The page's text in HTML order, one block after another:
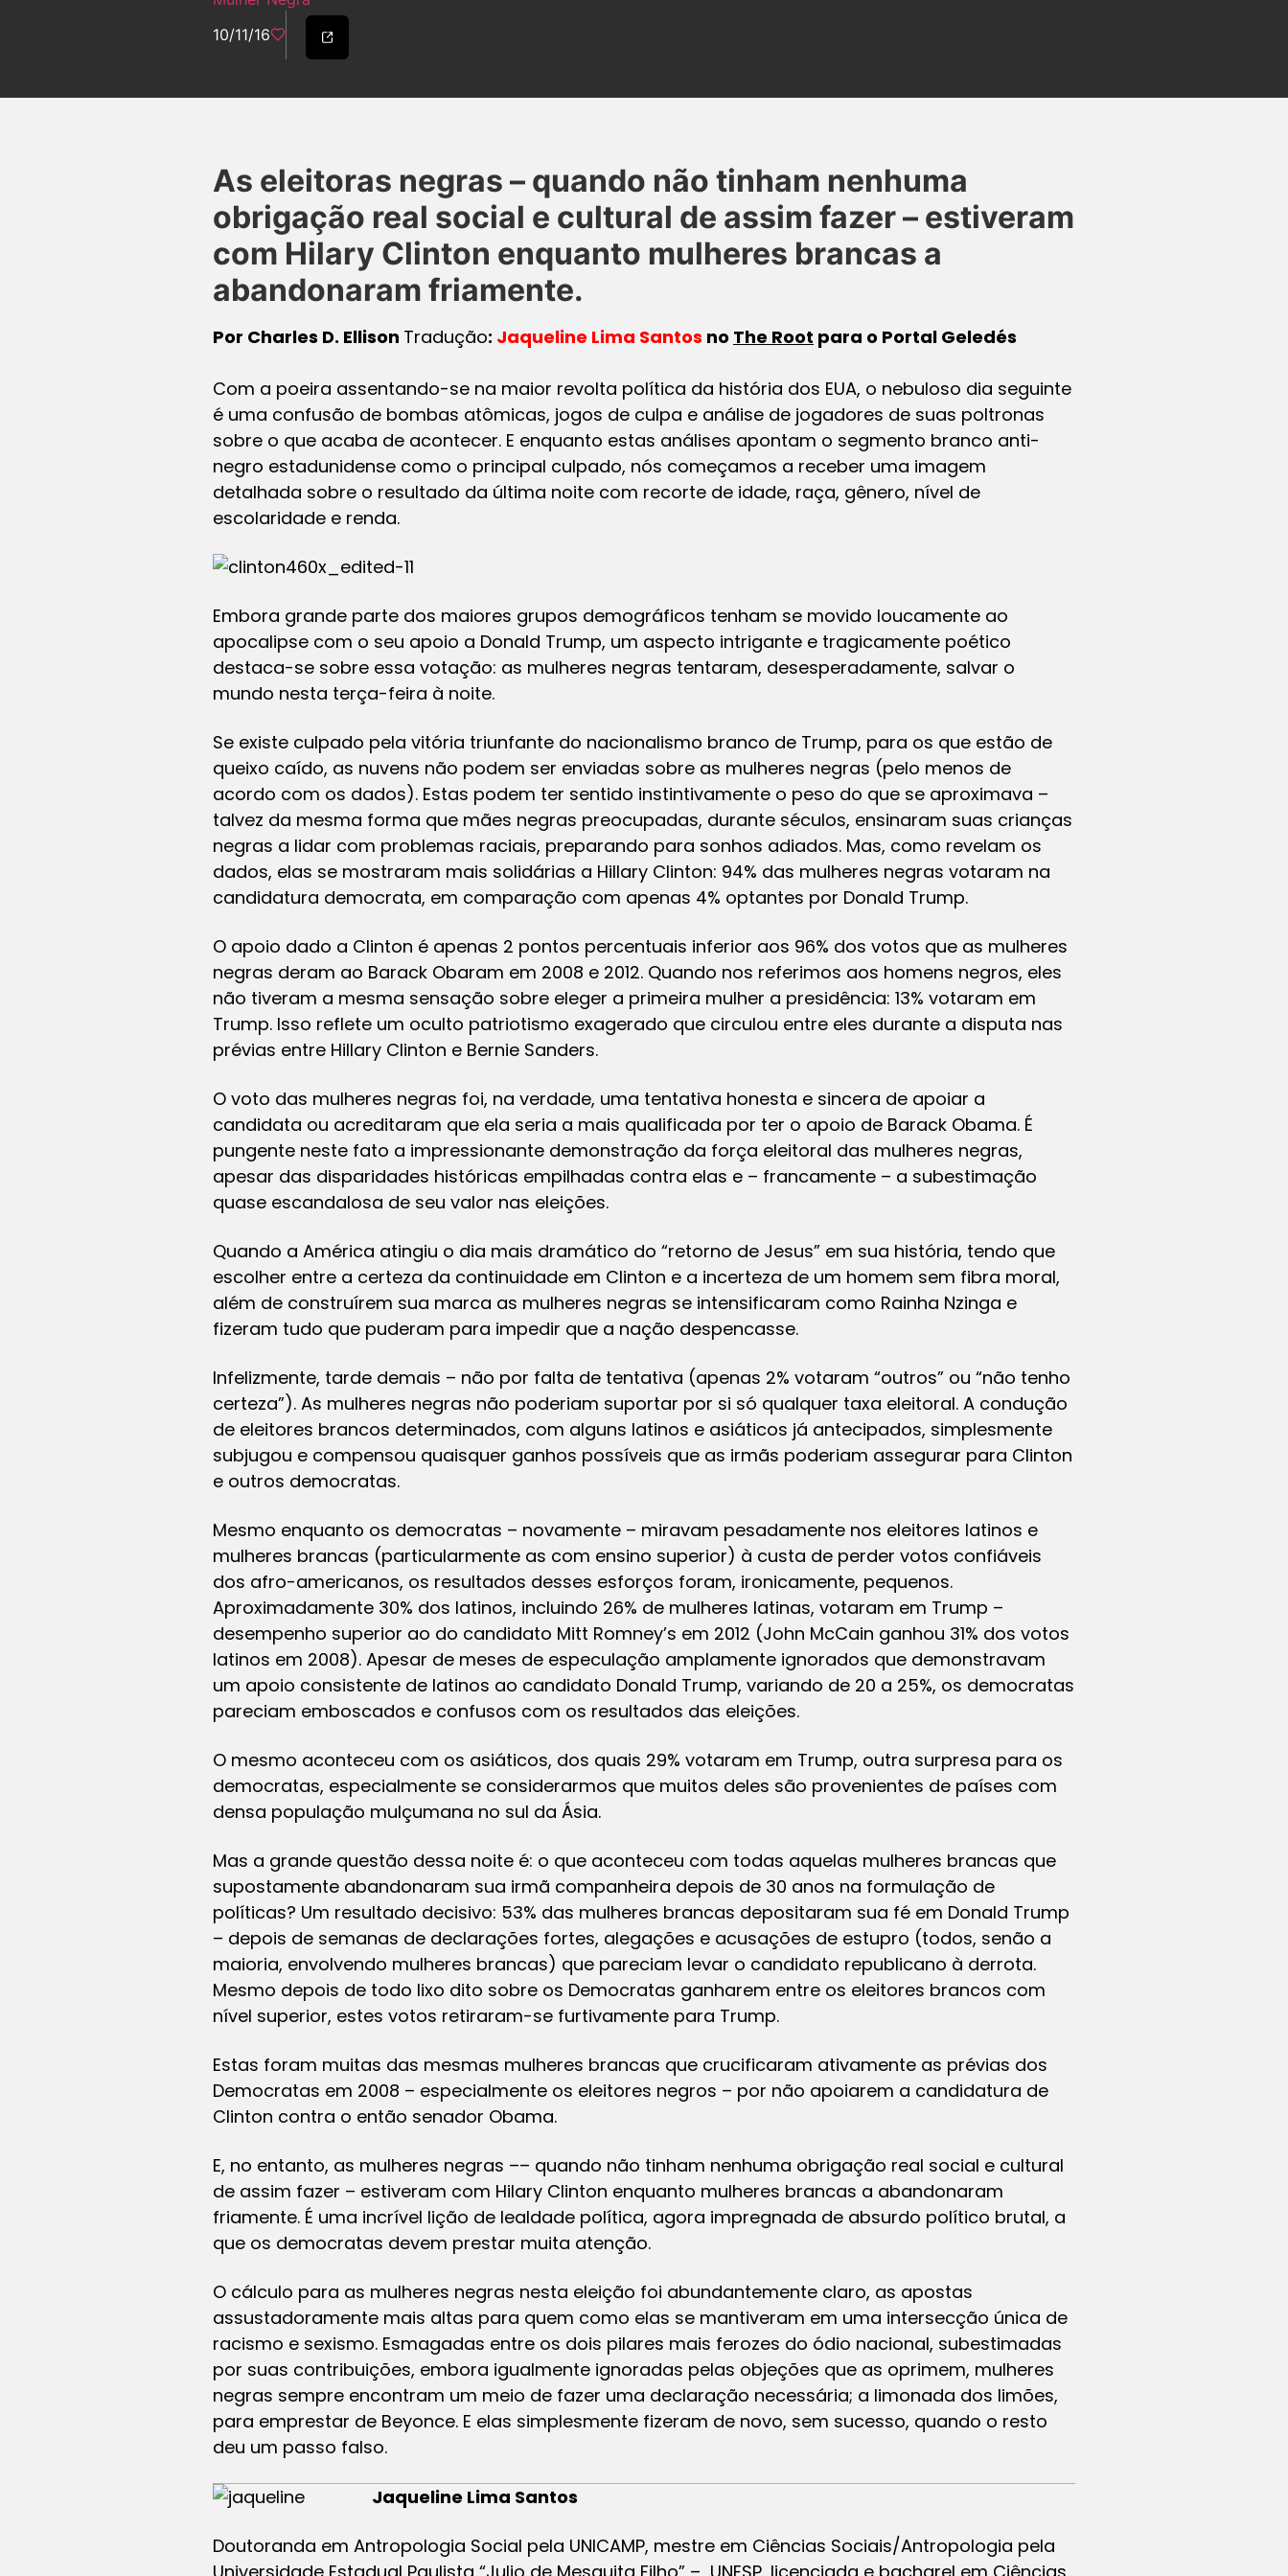
10/11/16
As eleitoras negras – quando não tinham nenhuma
obrigação real social e cultural de assim fazer – estiveram
com Hilary Clinton enquanto mulheres brancas a
abandonaram friamente.
Por Charles D. Ellison Tradução: Jaqueline Lima Santos no The Root para o Portal Geledés
Com a poeira assentando-se na maior revolta política da história dos EUA, o nebuloso dia seguinte
é uma confusão de bombas atômicas, jogos de culpa e análise de jogadores de suas poltronas
sobre o que acaba de acontecer. E enquanto estas análises apontam o segmento branco anti-
negro estadunidense como o principal culpado, nós começamos a receber uma imagem
detalhada sobre o resultado da última noite com recorte de idade, raça, gênero, nível de
escolaridade e renda.
Embora grande parte dos maiores grupos demográficos tenham se movido loucamente ao
apocalipse com o seu apoio a Donald Trump, um aspecto intrigante e tragicamente poético
destaca-se sobre essa votação: as mulheres negras tentaram, desesperadamente, salvar o
mundo nesta terça-feira à noite.
Se existe culpado pela vitória triunfante do nacionalismo branco de Trump, para os que estão de
queixo caído, as nuvens não podem ser enviadas sobre as mulheres negras (pelo menos de
acordo com os dados). Estas podem ter sentido instintivamente o peso do que se aproximava –
talvez da mesma forma que mães negras preocupadas, durante séculos, ensinaram suas crianças
negras a lidar com problemas raciais, preparando para sonhos adiados. Mas, como revelam os
dados, elas se mostraram mais solidárias a Hillary Clinton: 94% das mulheres negras votaram na
candidatura democrata, em comparação com apenas 4% optantes por Donald Trump.
O apoio dado a Clinton é apenas 2 pontos percentuais inferior aos 96% dos votos que as mulheres
negras deram ao Barack Obaram em 2008 e 2012. Quando nos referimos aos homens negros, eles
não tiveram a mesma sensação sobre eleger a primeira mulher a presidência: 13% votaram em
Trump. Isso reflete um oculto patriotismo exagerado que circulou entre eles durante a disputa nas
prévias entre Hillary Clinton e Bernie Sanders.
O voto das mulheres negras foi, na verdade, uma tentativa honesta e sincera de apoiar a
candidata ou acreditaram que ela seria a mais qualificada por ter o apoio de Barack Obama. É
pungente neste fato a impressionante demonstração da força eleitoral das mulheres negras,
apesar das disparidades históricas empilhadas contra elas e – francamente – a subestimação
quase escandalosa de seu valor nas eleições.
Quando a América atingiu o dia mais dramático do “retorno de Jesus” em sua história, tendo que
escolher entre a certeza da continuidade em Clinton e a incerteza de um homem sem fibra moral,
além de construírem sua marca as mulheres negras se intensificaram como Rainha Nzinga e
fizeram tudo que puderam para impedir que a nação despencasse.
Infelizmente, tarde demais – não por falta de tentativa (apenas 2% votaram “outros” ou “não tenho
certeza”). As mulheres negras não poderiam suportar por si só qualquer taxa eleitoral. A condução
de eleitores brancos determinados, com alguns latinos e asiáticos já antecipados, simplesmente
subjugou e compensou quaisquer ganhos possíveis que as irmãs poderiam assegurar para Clinton
e outros democratas.
Mesmo enquanto os democratas – novamente – miravam pesadamente nos eleitores latinos e
mulheres brancas (particularmente as com ensino superior) à custa de perder votos confiáveis
dos afro-americanos, os resultados desses esforços foram, ironicamente, pequenos.
Aproximadamente 30% dos latinos, incluindo 26% de mulheres latinas, votaram em Trump –
desempenho superior ao do candidato Mitt Romney’s em 2012 (John McCain ganhou 31% dos votos
latinos em 2008). Apesar de meses de especulação amplamente ignorados que demonstravam
um apoio consistente de latinos ao candidato Donald Trump, variando de 20 a 25%, os democratas
pareciam emboscados e confusos com os resultados das eleições.
O mesmo aconteceu com os asiáticos, dos quais 29% votaram em Trump, outra surpresa para os
democratas, especialmente se considerarmos que muitos deles são provenientes de países com
densa população mulçumana no sul da Ásia.
Mas a grande questão dessa noite é: o que aconteceu com todas aquelas mulheres brancas que
supostamente abandonaram sua irmã companheira depois de 30 anos na formulação de
políticas? Um resultado decisivo: 53% das mulheres brancas depositaram sua fé em Donald Trump
– depois de semanas de declarações fortes, alegações e acusações de estupro (todos, senão a
maioria, envolvendo mulheres brancas) que pareciam levar o candidato republicano à derrota.
Mesmo depois de todo lixo dito sobre os Democratas ganharem entre os eleitores brancos com
nível superior, estes votos retiraram-se furtivamente para Trump.
Estas foram muitas das mesmas mulheres brancas que crucificaram ativamente as prévias dos
Democratas em 2008 – especialmente os eleitores negros – por não apoiarem a candidatura de
Clinton contra o então senador Obama.
E, no entanto, as mulheres negras –– quando não tinham nenhuma obrigação real social e cultural
de assim fazer – estiveram com Hilary Clinton enquanto mulheres brancas a abandonaram
friamente. É uma incrível lição de lealdade política, agora impregnada de absurdo político brutal, a
que os democratas devem prestar muita atenção.
O cálculo para as mulheres negras nesta eleição foi abundantemente claro, as apostas
assustadoramente mais altas para quem como elas se mantiveram em uma intersecção única de
racismo e sexismo. Esmagadas entre os dois pilares mais ferozes do ódio nacional, subestimadas
por suas contribuições, embora igualmente ignoradas pelas objeções que as oprimem, mulheres
negras sempre encontram um meio de fazer uma declaração necessária; a limonada dos limões,
para emprestar de Beyonce. E elas simplesmente fizeram de novo, sem sucesso, quando o resto
deu um passo falso.
Jaqueline Lima Santos
Doutoranda em Antropologia Social pela UNICAMP, mestre em Ciências Sociais/Antropologia pela